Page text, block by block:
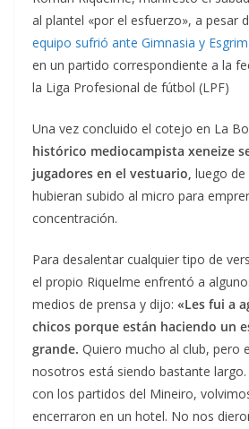
al plantel «por el esfuerzo», a pesar
equipo sufrió ante Gimnasia y
en un partido correspondiente a la
la Liga Profesional de fútbol (LPF)
Una vez concluido el cotejo en La
histórico mediocampista xeneize
jugadores en el vestuario, luego
hubieran subido al micro para
concentración.
Para desalentar cualquier tipo de
el propio Riquelme enfrentó a
medios de prensa y dijo: «Les fui a
chicos porque están haciendo un
grande. Quiero mucho al club, pero
nosotros está siendo bastante
con los partidos del Mineiro,
encerraron en un hotel. No nos